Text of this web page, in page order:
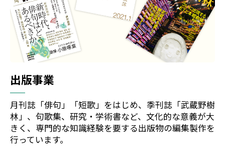
出版事業
月刊誌「俳句」「短歌」をはじめ、季刊誌「武蔵野樹
林」、句歌集、研究・学術書など、文化的な意義が大
きく、専門的な知識経験を要する出版物の編集製作を
行っています。